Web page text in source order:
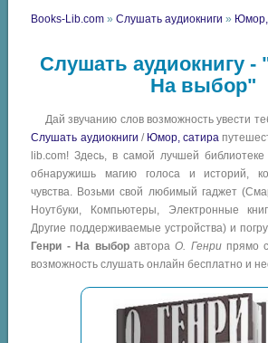
Books-Lib.com »Слушать аудиокниги » Юмор,
Слушать аудиокнигу -
На выбор"
Дай звучанию слов возможность увести
Слушать аудиокниги / Юмор, сатира
lib.com! Здесь, в самой лучшей
обнаружишь магию голоса и историй,
чувства. Возьми свой любимый гаджет
Ноутбуки, Компьютеры, Электронные
Другие поддерживаемые устройства) и
Генри - На выборавтораО. Генрипрямо
возможность слушать онлайн бесплатно и